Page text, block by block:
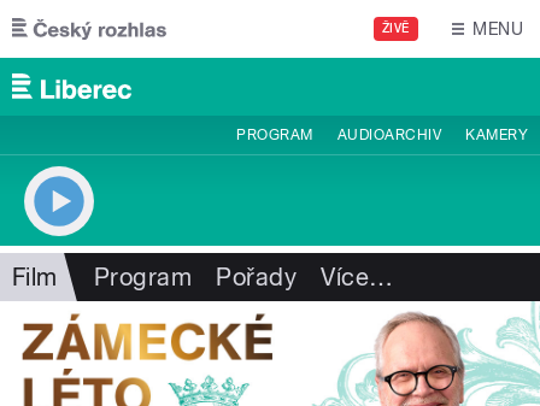
Přejít k hlavnímu obsahu
ŽIVĚ MENU
PROGRAM AUDIOARCHIV KAMERY
Film Program Pořady Více…